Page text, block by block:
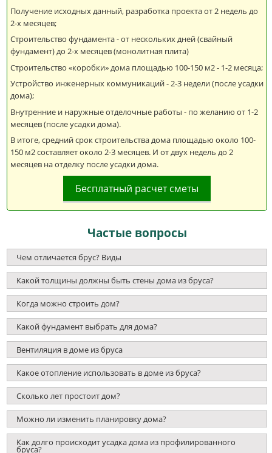
Получение исходных данный, разработка проекта от 2 недель до
2-х месяцев;
Строительство фундамента - от нескольких дней (свайный
фундамент) до 2-х месяцев (монолитная плита)
Строительство «коробки» дома площадью 100-150 м2 - 1-2 месяца;
Устройство инженерных коммуникаций - 2-3 недели (после усадки
дома);
Внутренние и наружные отделочные работы - по желанию от 1-2
месяцев (после усадки дома).
В итоге, средний срок строительства дома площадью около 100-
150 м2 составляет около 2-3 месяцев. И от двух недель до 2
месяцев на отделку после усадки дома.
Бесплатный расчет сметы
Частые вопросы
Чем отличается брус? Виды
Какой толщины должны быть стены дома из бруса?
Когда можно строить дом?
Какой фундамент выбрать для дома?
Вентиляция в доме из бруса
Какое отопление использовать в доме из бруса?
Сколько лет простоит дом?
Можно ли изменить планировку дома?
Как долго происходит усадка дома из профилированного
бруса?